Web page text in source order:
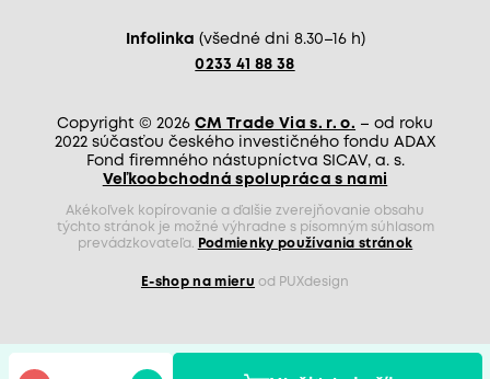
Infolinka (všedné dni 8.30–16 h)
0233 41 88 38
Copyright © 2026 CM Trade Via s. r. o. – od roku
2022 súčasťou českého investičného fondu ADAX
Fond firemného nástupníctva SICAV, a. s.
Veľkoobchodná spolupráca s nami
Akékoľvek kopírovanie a ďalšie zverejňovanie obsahu
týchto stránok je možné výhradne s písomným súhlasom
prevádzkovateľa.
Podmienky používania stránok
E-shop na mieru od PUXdesign